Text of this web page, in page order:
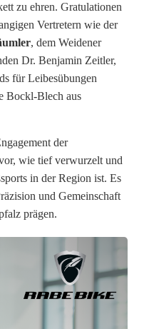
zu ehren. Gratulationen
Vertretern wie der
, dem Weidener
Dr. Benjamin Zeitler,
für Leibesübungen
Bockl-Blech aus
der
wie tief verwurzelt und
in der Region ist. Es
und Gemeinschaft
prägen.